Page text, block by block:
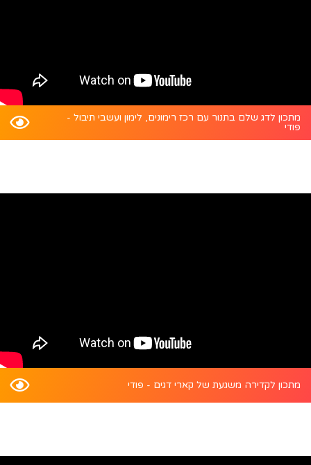
מתכון לדג שלם בתנור עם רכז רימונים, לימון ועשבי תיבול -
פודי
מתכון לקדירה משגעת של קארי דגים - פודי